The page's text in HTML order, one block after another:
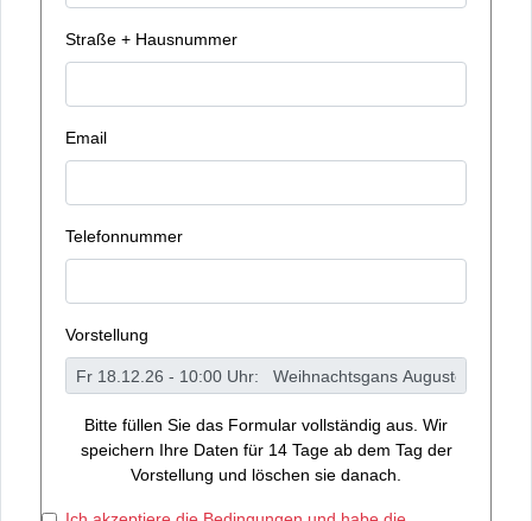
Straße + Hausnummer
Email
Telefonnummer
Vorstellung
Bitte füllen Sie das Formular vollständig aus. Wir
speichern Ihre Daten für 14 Tage ab dem Tag der
Vorstellung und löschen sie danach.